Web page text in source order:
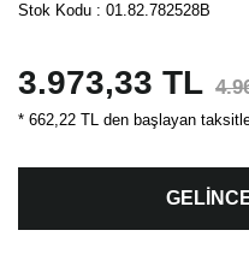
Stok Kodu : 01.82.782528B
3.973,33 TL
* 662,22 TL den başlayan